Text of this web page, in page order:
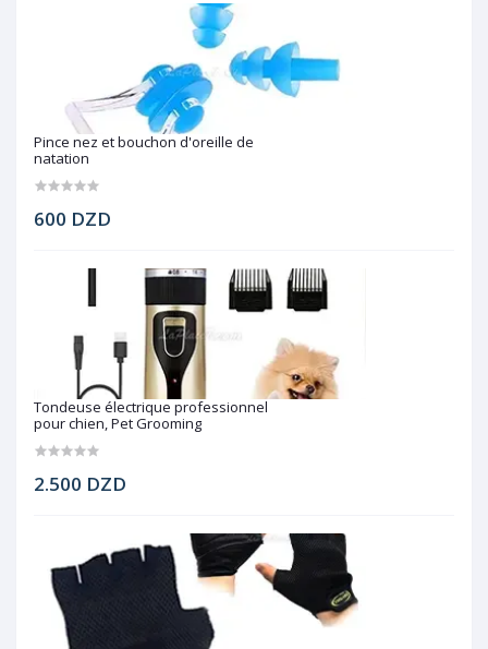
Pince nez et bouchon d'oreille de
natation
600 DZD
Tondeuse électrique professionnel
pour chien, Pet Grooming
2.500 DZD